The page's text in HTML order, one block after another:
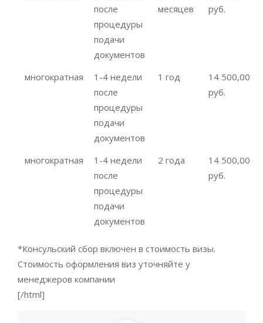
после
процедуры
подачи
документов
месяцев
руб.
многократная
1-4 недели
после
процедуры
подачи
документов
1 год
14 500,00
руб.
многократная
1-4 недели
после
процедуры
подачи
документов
2 года
14 500,00
руб.
*Консульский сбор включен в стоимость визы.
Стоимость оформления виз уточняйте у
менеджеров компании
[/html]